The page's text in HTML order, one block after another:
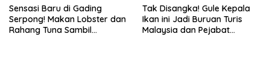
Sensasi Baru di Gading
Serpong! Makan Lobster dan
Rahang Tuna Sambil
Tak Disangka! Gule Kepala
Ikan ini Jadi Buruan Turis
Malaysia dan Pejabat